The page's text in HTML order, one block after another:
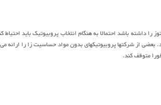
را داشته باشد احتمالا به هنگام انتخاب پروبیوتیک باید
از شرکتها پروبیوتیکهای بدون مواد حساسیت زا را
متوقف کند.